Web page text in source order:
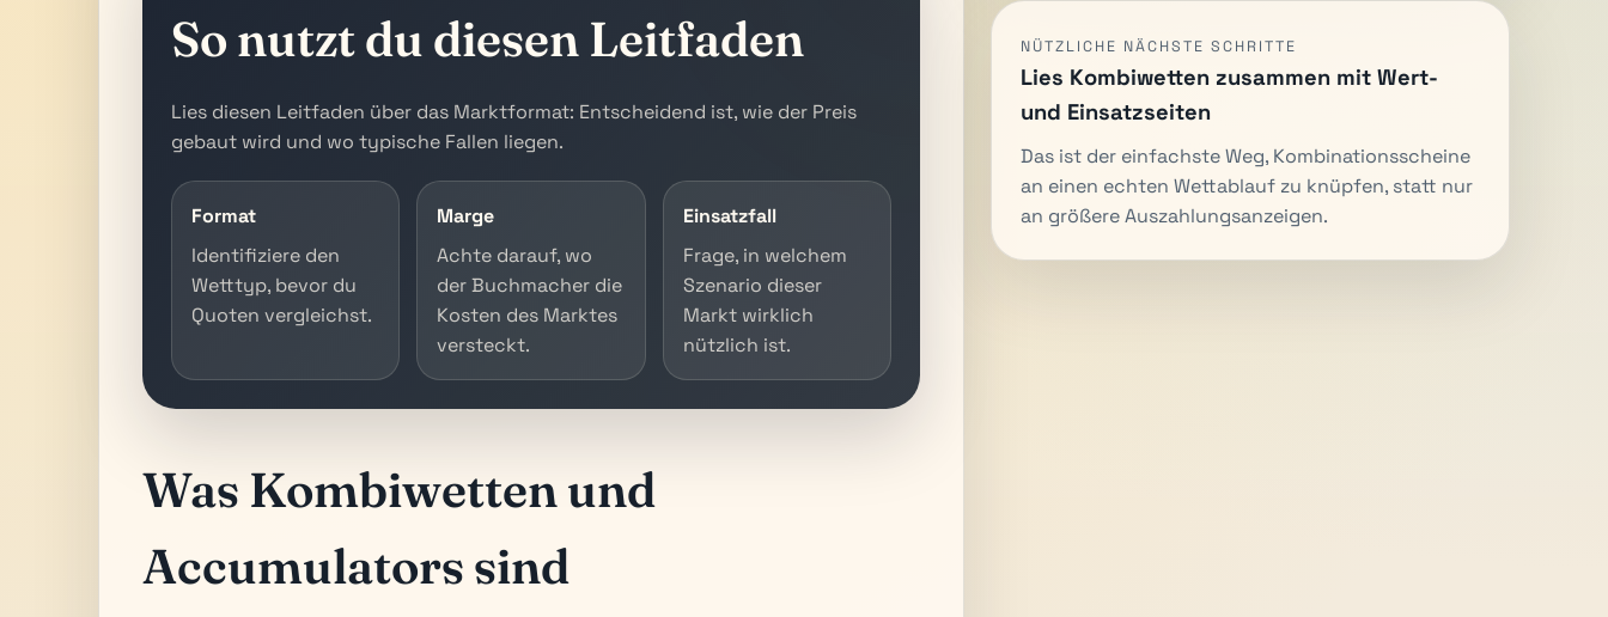
So nutzt du diesen Leitfaden
Lies diesen Leitfaden über das Marktformat: Entscheidend ist, wie der Preis
gebaut wird und wo typische Fallen liegen.
Format
Identifiziere den
Wetttyp, bevor du
Quoten vergleichst.
Marge
Achte darauf, wo
der Buchmacher die
Kosten des Marktes
versteckt.
Einsatzfall
Frage, in welchem
Szenario dieser
Markt wirklich
nützlich ist.
Was Kombiwetten und
Accumulators sind
NÜTZLICHE NÄCHSTE SCHRITTE
Lies Kombiwetten zusammen mit Wert-
und Einsatzseiten
Das ist der einfachste Weg, Kombinationsscheine
an einen echten Wettablauf zu knüpfen, statt nur
an größere Auszahlungsanzeigen.